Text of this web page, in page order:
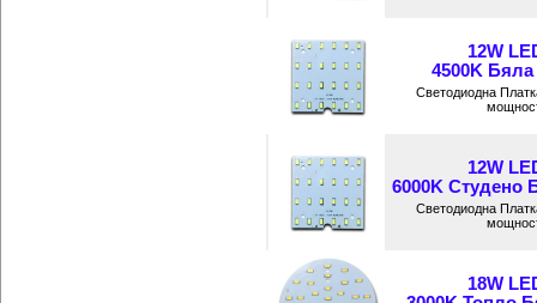
12W
4500K Бяла
Светодиодна
12W
6000K Студено
Светодиодна
18W